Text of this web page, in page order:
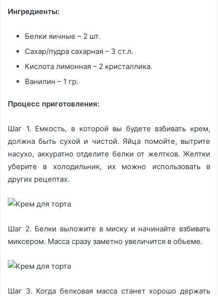
Ингредиенты:
Белки яичные – 2 шт.
Сахар/пудра сахарная – 3 ст.л.
Кислота лимонная – 2 кристаллика.
Ванилин – 1 гр.
Процесс приготовления:
Шаг 1. Емкость, в которой вы будете взбивать крем,
должна быть сухой и чистой. Яйца помойте, вытрите
насухо, аккуратно отделите белки от желтков. Желтки
уберите в холодильник, их можно использовать в
других рецептах.
Шаг 2. Белки выложите в миску и начинайте взбивать
миксером. Масса сразу заметно увеличится в объеме.
Шаг 3. Когда белковая масса станет хорошо держать